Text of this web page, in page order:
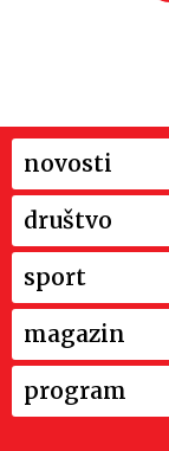
novosti
društvo
sport
magazin
program